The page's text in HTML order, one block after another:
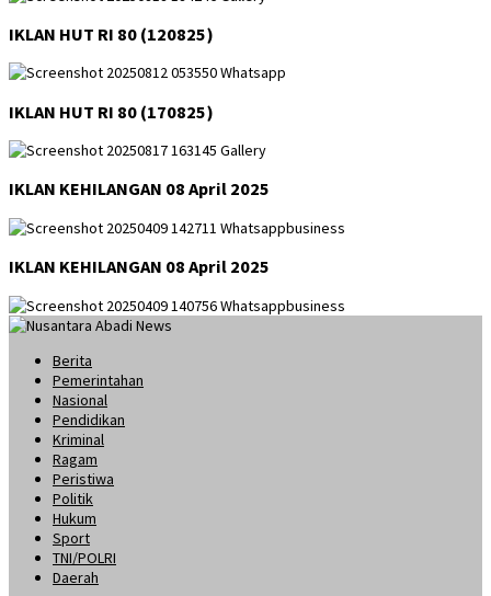
IKLAN HUT RI 80 (120825)
IKLAN HUT RI 80 (170825)
IKLAN KEHILANGAN 08 April 2025
IKLAN KEHILANGAN 08 April 2025
Berita
Pemerintahan
Nasional
Pendidikan
Kriminal
Ragam
Peristiwa
Politik
Hukum
Sport
TNI/POLRI
Daerah